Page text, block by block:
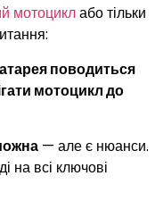
мотоциклабо тільки
поводиться
мотоцикл до
— але є нюанси.
на всі ключові